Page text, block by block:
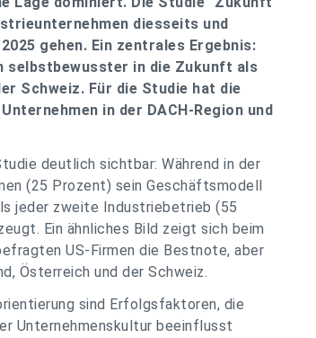
diesseits und
gehen. Ein zentrales Ergebnis:
selbstbewusster in die Zukunft als
Schweiz. Für die Studie hat die
in der DACH-Region und
deutlich sichtbar: Während in der
(25 Prozent) sein Geschäftsmodell
jeder zweite Industriebetrieb (55
Ein ähnliches Bild zeigt sich beim
US-Firmen die Bestnote, aber
Österreich und der Schweiz.
sind Erfolgsfaktoren, die
Unternehmenskultur beeinflusst